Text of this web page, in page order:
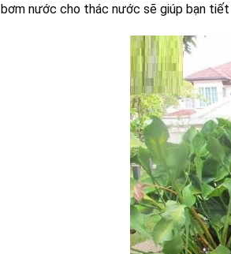
bơm nước cho thác nước sẽ giúp bạn